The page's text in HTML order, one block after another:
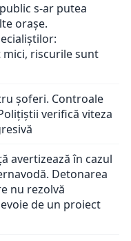
s-ar putea
orașe.
mici, riscurile sunt
șoferi. Controale
verifică viteza
avertizează în cazul
Detonarea
nu rezolvă
de un proiect